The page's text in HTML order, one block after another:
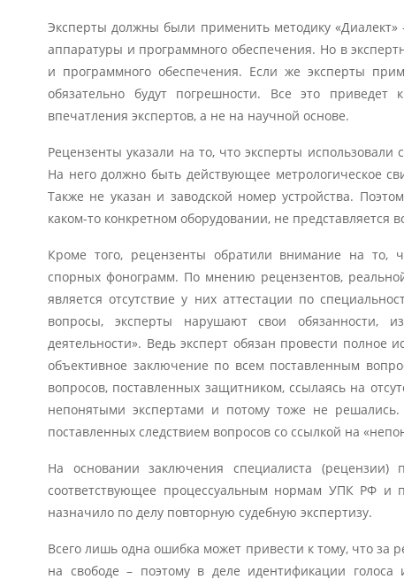
Эксперты должны были применить методику
аппаратуры и программного обеспечения. Но в
и программного обеспечения. Если же эксперты
обязательно будут погрешности. Все это
впечатления экспертов, а не на научной основе.
Рецензенты указали на то, что эксперты использовали
На него должно быть действующее метрологическое
Также не указан и заводской номер устройства.
каком-то конкретном оборудовании, не представляется
Кроме того, рецензенты обратили внимание на то,
спорных фонограмм. По мнению рецензентов,
является отсутствие у них аттестации по
вопросы, эксперты нарушают свои обязанности,
деятельности». Ведь эксперт обязан провести полное
объективное заключение по всем поставленным
вопросов, поставленных защитником, ссылаясь на
непонятыми экспертами и потому тоже не
поставленных следствием вопросов со ссылкой на
На основании заключения специалиста (рецензии)
соответствующее процессуальным нормам УПК РФ и
назначило по делу повторную судебную экспертизу.
Всего лишь одна ошибка может привести к тому, что за
на свободе – поэтому в деле идентификации